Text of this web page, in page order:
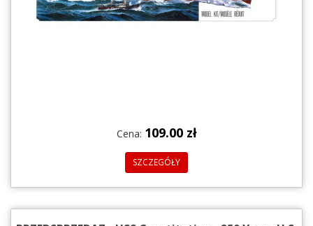
Cena: 109.00 zł
SZCZEGÓŁY